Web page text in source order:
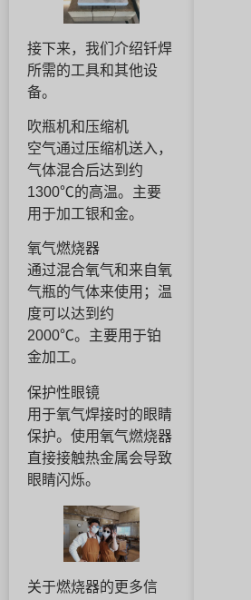
接下来，我们介绍钎焊
所需的工具和其他设
备。
吹瓶机和压缩机
空气通过压缩机送入，
气体混合后达到约
1300℃的高温。主要
用于加工银和金。
氧气燃烧器
通过混合氧气和来自氧
气瓶的气体来使用；温
度可以达到约
2000℃。主要用于铂
金加工。
保护性眼镜
用于氧气焊接时的眼睛
保护。使用氧气燃烧器
直接接触热金属会导致
眼睛闪烁。
关于燃烧器的更多信